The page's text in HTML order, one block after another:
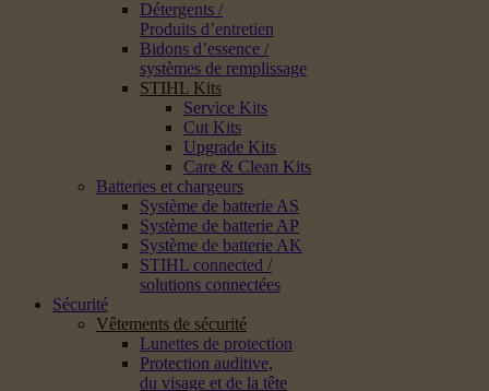
Détergents /
Produits d’entretien
Bidons d’essence /
systèmes de remplissage
STIHL Kits
Service Kits
Cut Kits
Upgrade Kits
Care & Clean Kits
Batteries et chargeurs
Système de batterie AS
Système de batterie AP
Système de batterie AK
STIHL connected /
solutions connectées
Sécurité
Vêtements de sécurité
Lunettes de protection
Protection auditive,
du visage et de la tête